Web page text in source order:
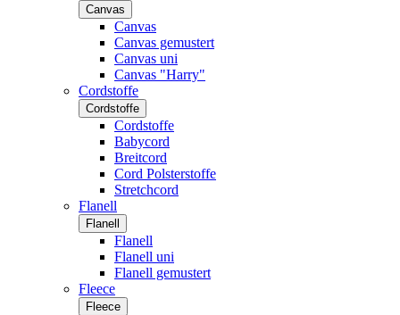
Canvas
Canvas
Canvas gemustert
Canvas uni
Canvas "Harry"
Cordstoffe
Cordstoffe
Cordstoffe
Babycord
Breitcord
Cord Polsterstoffe
Stretchcord
Flanell
Flanell
Flanell
Flanell uni
Flanell gemustert
Fleece
Fleece